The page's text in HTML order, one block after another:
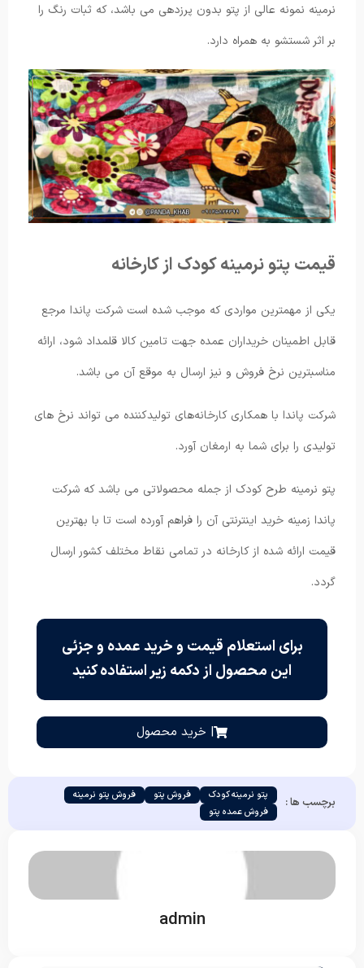
نرمینه نمونه عالی از پتو بدون پرزدهی می باشد، که ثبات رنگ را
بر اثر شستشو به همراه دارد.
قیمت پتو نرمینه کودک از کارخانه
یکی از مهمترین مواردی که موجب شده است شرکت پاندا مرجع
قابل اطمینان خریداران عمده جهت تامین کالا قلمداد شود، ارائه
مناسبترین نرخ فروش و نیز ارسال به موقع آن می باشد.
شرکت پاندا با همکاری کارخانه‌های تولیدکننده می تواند نرخ های
تولیدی را برای شما به ارمغان آورد.
پتو نرمینه طرح کودک از جمله محصولاتی می باشد که شرکت
پاندا زمینه خرید اینترنتی آن را فراهم آورده است تا با بهترین
قیمت ارائه شده از کارخانه در تمامی نقاط مختلف کشور ارسال
گردد.
برای استعلام قیمت و خرید عمده و جزئی
این محصول از دکمه زیر استفاده کنید
| خرید محصول
برچسب ها : پتو نرمینه کودک فروش پتو
فروش پتو نرمینه
فروش عمده پتو
admin